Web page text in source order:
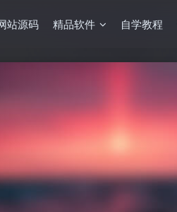
站源码 精品软件 自学教程